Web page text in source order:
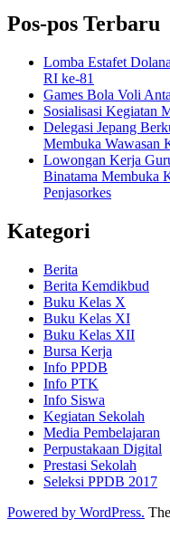
Pos-pos Terbaru
Lomba Estafet
RI ke-81
Games Bola Voli
Sosialisasi Kegiatan
Delegasi Jepang
Membuka Wawasan
Lowongan Kerja
Binatama Membuka
Penjasorkes
Kategori
Berita
Berita Kemdikbud
Buku Kelas X
Buku Kelas XI
Buku Kelas XII
Bursa Kerja
Info PPDB
Info PTK
Info Siswa
Kegiatan Sekolah
Media Pembelajaran
Perpustakaan Digital
Prestasi Sekolah
Seleksi PPDB 2017
Powered by WordPress.